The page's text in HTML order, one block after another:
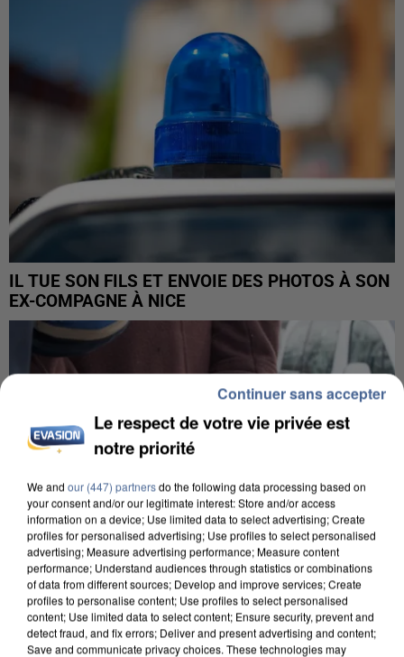
IL TUE SON FILS ET ENVOIE DES PHOTOS À SON
EX-COMPAGNE À NICE
L’UN DES FONDATEURS SUPPOSÉS DE LA DZ
MAFIA INTERPELLÉ EN ALGÉRIE
Le respect de votre vie privée est
notre priorité
We and our (447) partnersdo the following data processing based on
your consent and/or our legitimate interest: Store and/or access
information on a device; Use limited data to select advertising; Create
profiles for personalised advertising; Use profiles to select personalised
advertising; Measure advertising performance; Measure content
performance; Understand audiences through statistics or combinations
of data from different sources; Develop and improve services; Create
profiles to personalise content; Use profiles to select personalised
content; Use limited data to select content; Ensure security, prevent and
detect fraud, and fix errors; Deliver and present advertising and content;
Save and communicate privacy choices. These technologies may
Continuer sans accepter